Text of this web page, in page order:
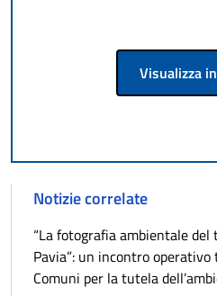
Visualizza
Notizie correlate
“La fotografia ambientale
Pavia”: un incontro
Comuni per la tutela